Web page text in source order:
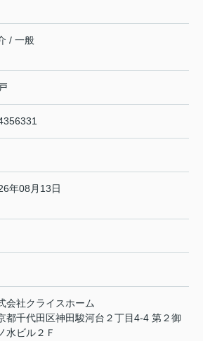
/ 一般
年08月13日
会社クライスホーム
都千代田区神田駿河台２丁目4-4 第２御
水ビル２Ｆ